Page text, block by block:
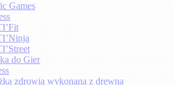
Games
do Gier
zdrowia wykonana z drewna